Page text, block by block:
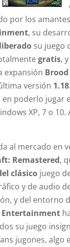
por los
, su
su juego
gratis,
expansión
versión 1.18
poderlo jugar
XP, 7 o 10.
al mercado en
Remastered,
clásico juego
y de audio
y del entorno
Entertainment
su juego
jugones, algo